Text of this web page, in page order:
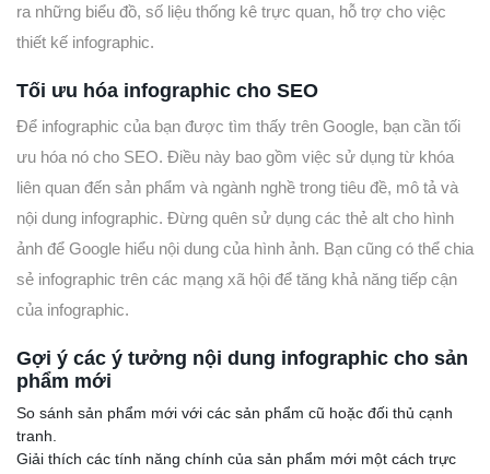
ra những biểu đồ, số liệu thống kê trực quan, hỗ trợ cho việc
thiết kế infographic.
Tối ưu hóa infographic cho SEO
Để infographic của bạn được tìm thấy trên Google, bạn cần tối
ưu hóa nó cho SEO. Điều này bao gồm việc sử dụng từ khóa
liên quan đến sản phẩm và ngành nghề trong tiêu đề, mô tả và
nội dung infographic. Đừng quên sử dụng các thẻ alt cho hình
ảnh để Google hiểu nội dung của hình ảnh. Bạn cũng có thể chia
sẻ infographic trên các mạng xã hội để tăng khả năng tiếp cận
của infographic.
Gợi ý các ý tưởng nội dung infographic cho sản
phẩm mới
So sánh sản phẩm mới với các sản phẩm cũ hoặc đối thủ cạnh
tranh.
Giải thích các tính năng chính của sản phẩm mới một cách trực